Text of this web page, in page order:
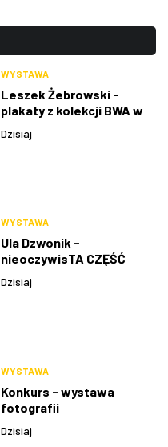
WYSTAWA
Leszek Żebrowski -
plakaty z kolekcji BWA w
Dzisiaj
WYSTAWA
Ula Dzwonik -
nieoczywisTA CZĘŚĆ
Dzisiaj
WYSTAWA
Konkurs - wystawa
fotografii
Dzisiaj